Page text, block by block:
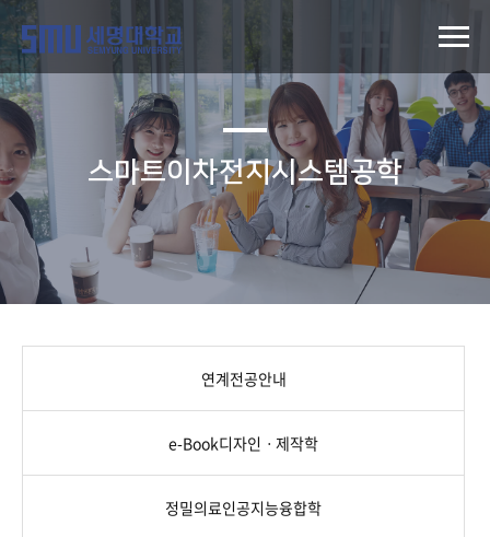
스마트이차전지시스템공학
연계전공안내
e-Book디자인ㆍ제작학
정밀의료인공지능융합학